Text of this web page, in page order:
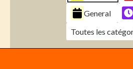
General
Toutes les